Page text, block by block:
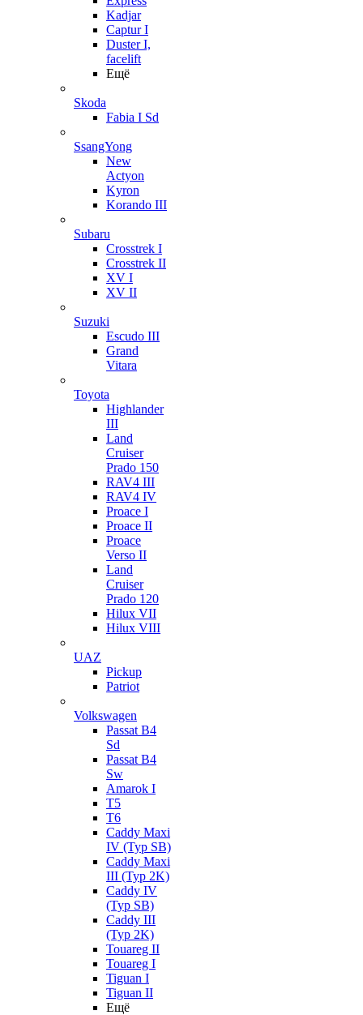
Kadjar
Captur I
Duster I,
facelift
Ещё
Skoda
Fabia I Sd
SsangYong
New
Actyon
Kyron
Korando III
Subaru
Crosstrek I
Crosstrek II
XV I
XV II
Suzuki
Escudo III
Grand
Vitara
Toyota
Highlander
III
Land
Cruiser
Prado 150
RAV4 III
RAV4 IV
Proace I
Proace II
Proace
Verso II
Land
Cruiser
Prado 120
Hilux VII
Hilux VIII
UAZ
Pickup
Patriot
Volkswagen
Passat B4
Sd
Passat B4
Sw
Amarok I
T5
T6
Caddy Maxi
IV (Typ SB)
Caddy Maxi
III (Typ 2K)
Caddy IV
(Typ SB)
Caddy III
(Typ 2K)
Touareg II
Touareg I
Tiguan I
Tiguan II
Ещё